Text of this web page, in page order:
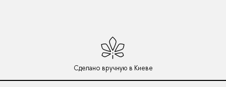
Сделано вручную в Киеве